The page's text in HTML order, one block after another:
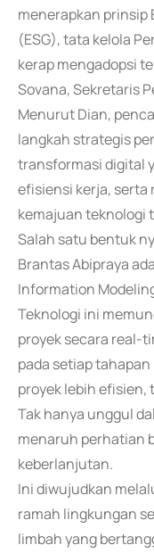
menerapkan prinsip
(ESG), tata kelola
kerap mengadopsi
Sovana, Sekretaris
Menurut Dian,
langkah strategis
transformasi digital
efisiensi kerja, serta
kemajuan teknologi
Salah satu bentuk
Brantas Abipraya
Information
Teknologi ini
proyek secara real-
pada setiap
proyek lebih
Tak hanya unggul
menaruh perhatian
keberlanjutan.
Ini diwujudkan
ramah lingkungan
limbah yang